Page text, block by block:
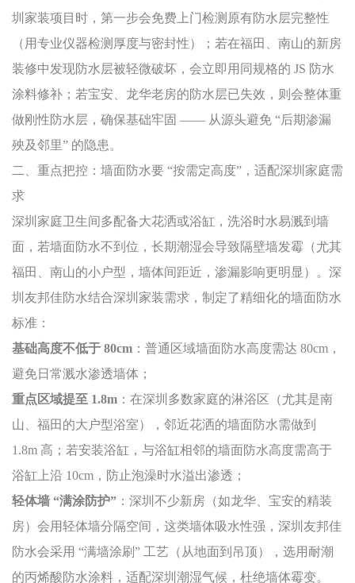
圳家装项目时，第一步会免费上门检测原有防水层完整性
（用专业仪器检测厚度与密封性）；若在福田、南山的新房
装修中发现防水层被轻微破坏，会立即用同规格的 JS 防水
涂料修补；若宝安、龙华老房的防水层已失效，则会整体重
做刚性防水层，确保基础牢固 —— 从源头避免 “后期渗漏
殃及邻里” 的隐患。
二、重点把控：墙面防水要 “按需定高度”，适配深圳家庭需
求
深圳家庭卫生间多配备大花洒或浴缸，洗浴时水易溅到墙
面，若墙面防水不到位，长期潮湿会导致隔壁墙发霉（尤其
福田、南山的小户型，墙体间距近，渗漏影响更明显）。深
圳友邦佳防水结合深圳家装需求，制定了精细化的墙面防水
标准：
基础高度不低于 80cm ：普通区域墙面防水高度需达 80cm，
避免日常溅水渗透墙体；
重点区域提至 1.8m ：在深圳多数家庭的淋浴区（尤其是南
山、福田的大户型浴室），邻近花洒的墙面防水需做到
1.8m 高；若安装浴缸，与浴缸相邻的墙面防水高度需高于
浴缸上沿 10cm，防止泡澡时水溢出渗透；
轻体墙 “满涂防护” ：深圳不少新房（如龙华、宝安的精装
房）会用轻体墙分隔空间，这类墙体吸水性强，深圳友邦佳
防水会采用 “满墙涂刷” 工艺（从地面到吊顶），选用耐潮
的丙烯酸防水涂料，适配深圳潮湿气候，杜绝墙体霉变。